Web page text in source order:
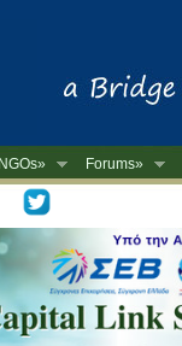
NGOs» Forums»